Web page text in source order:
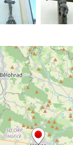
Gurreho v Římově
v Římově
Dolním Třeboníně
čp. 169 v Plavu
Plavu
severovýchodně od
u domu čp. 283 v Dolním